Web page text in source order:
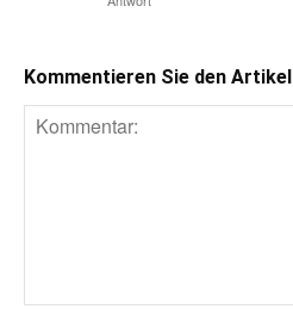
Kommentieren Sie den Artikel